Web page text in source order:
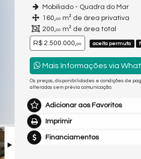
Mobiliado - Quadra do Mar
160,00 m² de área privativa
200,00 m² de área total
R$ 2.500.000,00 aceita permuta
Mais Informações via
Os preços, disponibilidades e condições de
alterados sem prévia comunicação.
Adicionar aos Favoritos
Imprimir
Financiamentos